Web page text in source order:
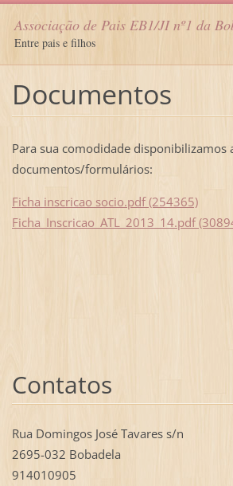
Associação de Pais EB1/JI nº1 da
Entre pais e filhos
Documentos
Para sua comodidade disponibilizamos
documentos/formulários:
Ficha inscricao socio.pdf (254365)
Ficha_Inscricao_ATL_2013_14.pdf
Contatos
Rua Domingos José Tavares s/n
2695-032 Bobadela
914010905